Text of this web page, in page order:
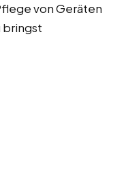
von Geräten
bringst